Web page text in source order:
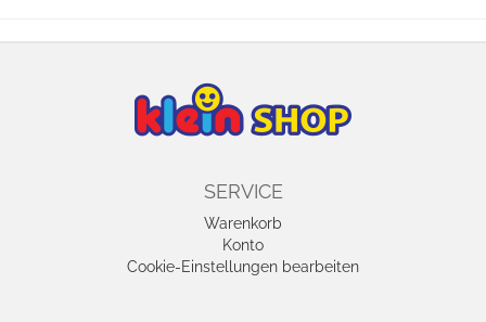
SERVICE
Warenkorb
Konto
Cookie-Einstellungen bearbeiten